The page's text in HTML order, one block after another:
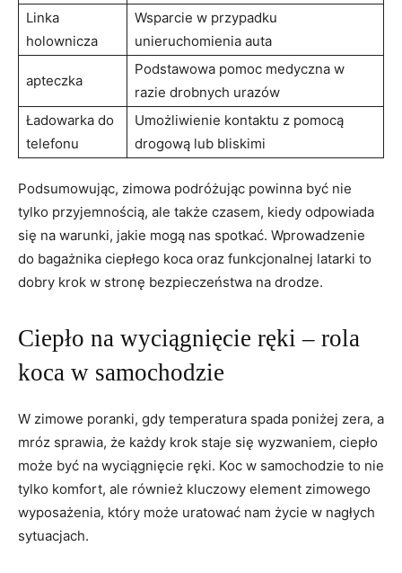
Linka
holownicza
Wsparcie w przypadku
unieruchomienia auta
apteczka
Podstawowa⁤ pomoc medyczna w
‍razie drobnych urazów
Ładowarka do
telefonu
Umożliwienie kontaktu z pomocą
drogową lub bliskimi
Podsumowując, zimowa podróżując powinna być nie
tylko przyjemnością, ​ale także czasem, kiedy odpowiada
się ‍na warunki, jakie mogą nas spotkać. Wprowadzenie
do⁣ bagażnika ciepłego koca oraz funkcjonalnej latarki to
⁢dobry krok w stronę bezpieczeństwa na drodze.
Ciepło na‌ wyciągnięcie ⁣ręki – rola
koca w samochodzie
W zimowe ‌poranki, gdy ⁤temperatura spada ​poniżej zera, a⁤
mróz sprawia, że każdy‍ krok⁣ staje się⁢ wyzwaniem, ciepło
może być na wyciągnięcie ‍ręki. Koc w samochodzie to ⁣nie
tylko ⁢komfort, ale również kluczowy element zimowego
wyposażenia, który może uratować nam życie w nagłych
sytuacjach.